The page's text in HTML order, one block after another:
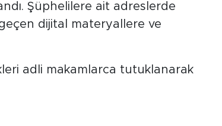
Şüphelilere ait adreslerde
dijital materyallere ve
adli makamlarca tutuklanarak